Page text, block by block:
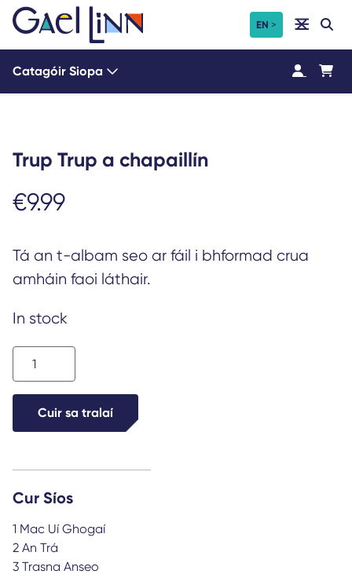
Léim
chuig
EN
Catagóir Siopa
Cuardach a dhéanamh ar Cuardach
Trup Trup a chapaillín
€9.99
Tá an t-albam seo ar fáil i bhformad crua
amháin faoi láthair.
In stock
Trup
Trup
chapaillín
Cuir sa tralaí
Cur Síos
1 Mac Uí Ghogaí
2 An Trá
3 Trasna Anseo